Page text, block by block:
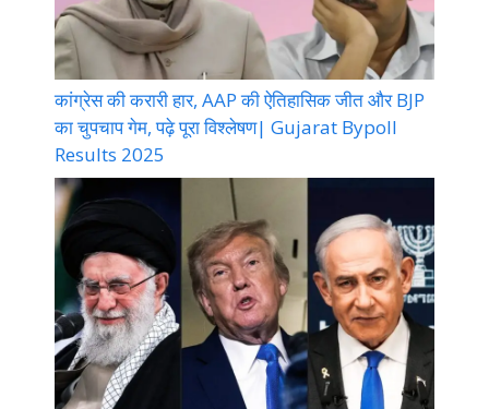
कांग्रेस की करारी हार, AAP की ऐतिहासिक जीत और BJP
का चुपचाप गेम, पढ़े पूरा विश्लेषण| Gujarat Bypoll
Results 2025